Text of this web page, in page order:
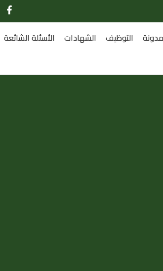
التوظيف الشهادات الأسئلة الشائعة